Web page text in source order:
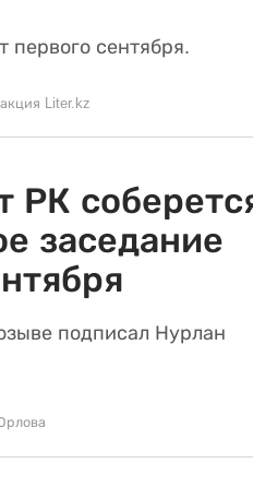
первого сентября.
Liter.kz
РК
заседание
подписал Нурлан